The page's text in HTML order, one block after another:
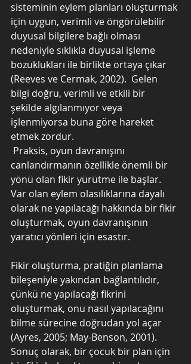
sisteminin eylem planları oluşturmak
için uygun, verimli ve öngörülebilir
duyusal bilgilere bağlı olması
nedeniyle sıklıkla duyusal işleme
bozuklukları ile birlikte ortaya çıkar
(Reeves ve Cermak, 2002).  Gelen
bilgi doğru, verimli ve etkili bir
şekilde algılanmıyor veya
işlenmiyorsa buna göre hareket
etmek zordur.
canlandırmanın özellikle önemli bir
yönü olan fikir yürütme ile başlar.
Var olan eylem olasılıklarına dayalı
olarak ne yapılacağı hakkında bir fikir
oluşturmak, oyun davranışının
yaratıcı yönleri için esastır.
Fikir oluşturma, pratiğin planlama
bileşeniyle yakından bağlantılıdır,
çünkü ne yapılacağı fikrini
oluşturmak, onu nasıl yapılacağını
bilme sürecine doğrudan yol açar
(Ayres, 2005; May-Benson, 2001).
Sonuç olarak, bir çocuk bir plan için